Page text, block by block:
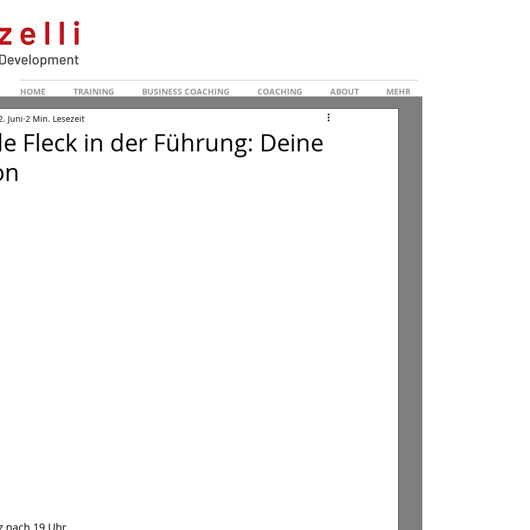
HOME TRAINING BUSINESS COACHING COACHING ABOUT MEHR
Fleck in der Führung: Deine
Juni 2 Min. Lesezeit
nach 19 Uhr.